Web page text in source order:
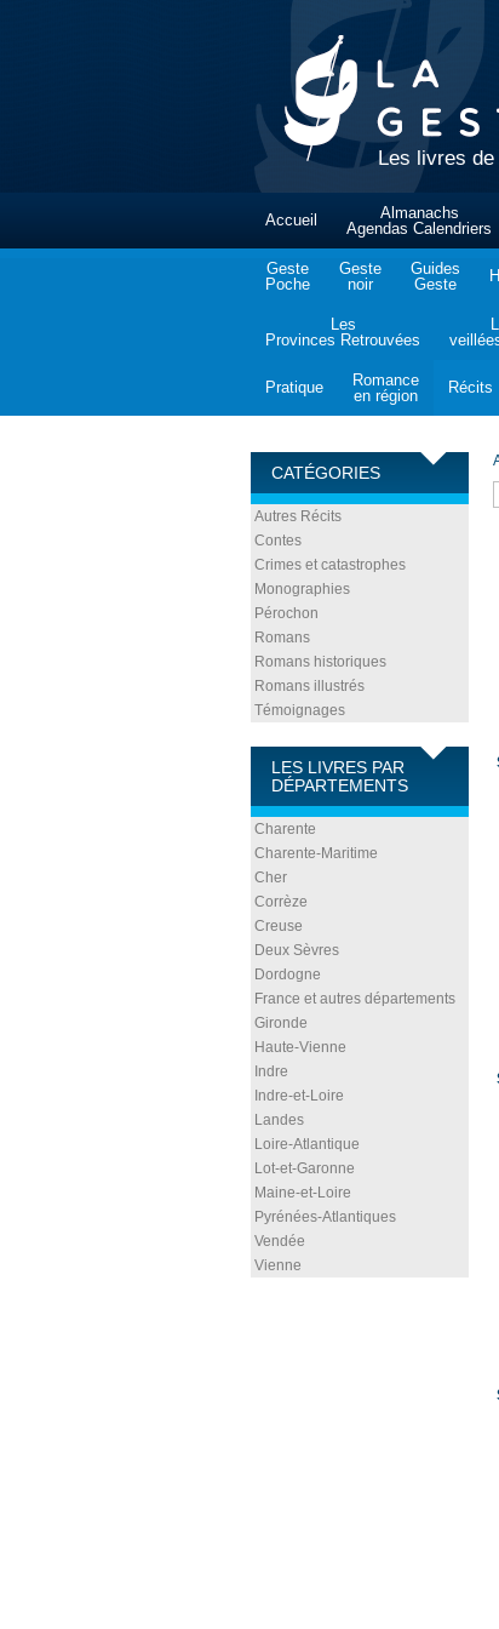
Les livres
Accueil
Almanachs
Agendas Calendriers
Geste
Poche
Geste
noir
Guides
Geste
Les
Provinces Retrouvées
Pratique
Romance
en région
Récits
CATÉGORIES
Autres Récits
Contes
Crimes et catastrophes
Monographies
Pérochon
Romans
Romans historiques
Romans illustrés
Témoignages
LES LIVRES PAR
DÉPARTEMENTS
Charente
Charente-Maritime
Cher
Corrèze
Creuse
Deux Sèvres
Dordogne
France et autres départements
Gironde
Haute-Vienne
Indre
Indre-et-Loire
Landes
Loire-Atlantique
Lot-et-Garonne
Maine-et-Loire
Pyrénées-Atlantiques
Vendée
Vienne